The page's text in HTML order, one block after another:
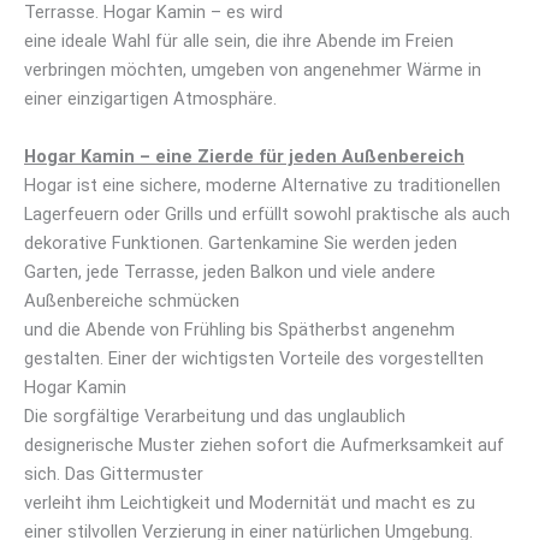
Terrasse. Hogar Kamin – es wird
eine ideale Wahl für alle sein, die ihre Abende im Freien
verbringen möchten, umgeben von angenehmer Wärme in
einer einzigartigen Atmosphäre.
Hogar Kamin – eine Zierde für jeden Außenbereich
Hogar ist eine sichere, moderne Alternative zu traditionellen
Lagerfeuern oder Grills und erfüllt sowohl praktische als auch
dekorative Funktionen. Gartenkamine Sie werden jeden
Garten, jede Terrasse, jeden Balkon und viele andere
Außenbereiche schmücken
und die Abende von Frühling bis Spätherbst angenehm
gestalten. Einer der wichtigsten Vorteile des vorgestellten
Hogar Kamin
Die sorgfältige Verarbeitung und das unglaublich
designerische Muster ziehen sofort die Aufmerksamkeit auf
sich. Das Gittermuster
verleiht ihm Leichtigkeit und Modernität und macht es zu
einer stilvollen Verzierung in einer natürlichen Umgebung.